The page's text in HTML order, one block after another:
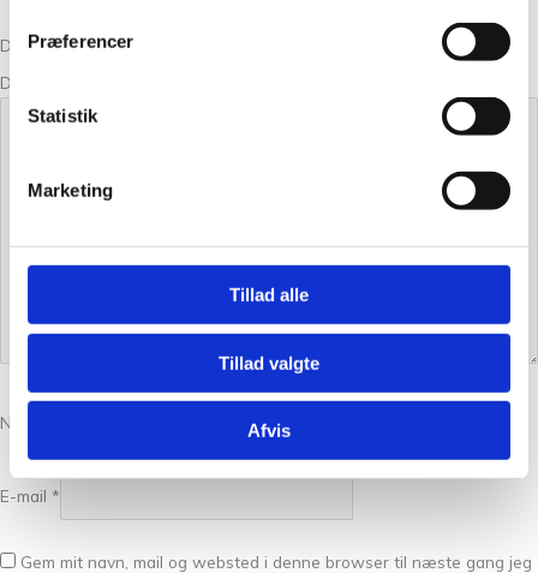
Præferencer
Statistik
Marketing
Tillad alle
Tillad valgte
Afvis
Din bedømmelse
Din anmeldelse
Navn
E-mail *
Gem mit navn, mail og websted i denne browser til næste gang jeg